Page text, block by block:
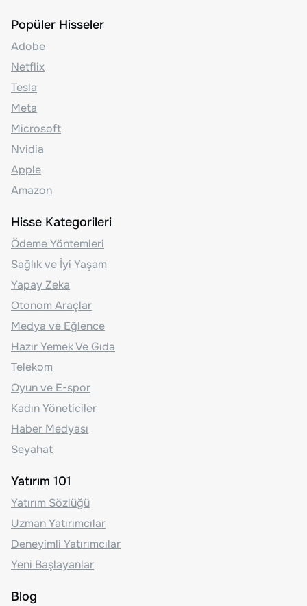
Popüler Hisseler
Adobe
Netflix
Tesla
Meta
Microsoft
Nvidia
Apple
Amazon
Hisse Kategorileri
Ödeme Yöntemleri
Sağlık ve İyi Yaşam
Yapay Zeka
Otonom Araçlar
Medya ve Eğlence
Hazır Yemek Ve Gıda
Telekom
Oyun ve E-spor
Kadın Yöneticiler
Haber Medyası
Seyahat
Yatırım 101
Yatırım Sözlüğü
Uzman Yatırımcılar
Deneyimli Yatırımcılar
Yeni Başlayanlar
Blog